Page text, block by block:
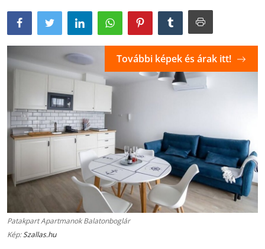
Patakpart Apartmanok Balatonboglár
Kép:Szallas.hu
További képek és árak itt!